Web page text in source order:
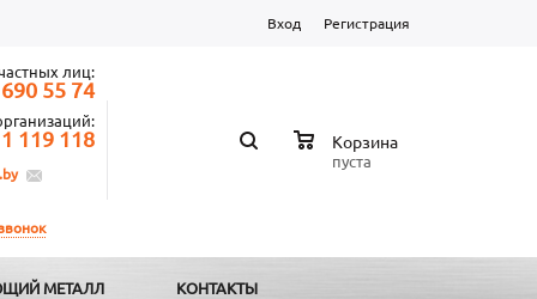
Вход Регистрация
лиц:
55 74
119 118 Корзина
пуста
МЕТАЛЛ КОНТАКТЫ